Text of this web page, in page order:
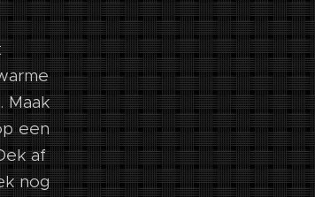
Maak
een
af
nog